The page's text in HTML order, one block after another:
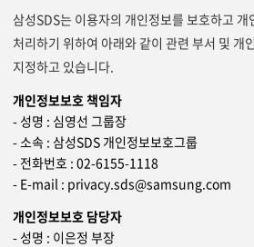
삼성SDS는 이용자의 개인정보를 보호하고
처리하기 위하여 아래와 같이 관련 부서 및 개
지정하고 있습니다.
개인정보보호 책임자
- 성명 : 심영선 그룹장
- 소속 : 삼성SDS 개인정보보호그룹
- 전화번호 : 02-6155-1118
- E-mail : privacy.sds@samsung.com
개인정보보호 담당자
- 성명 : 이은정 부장